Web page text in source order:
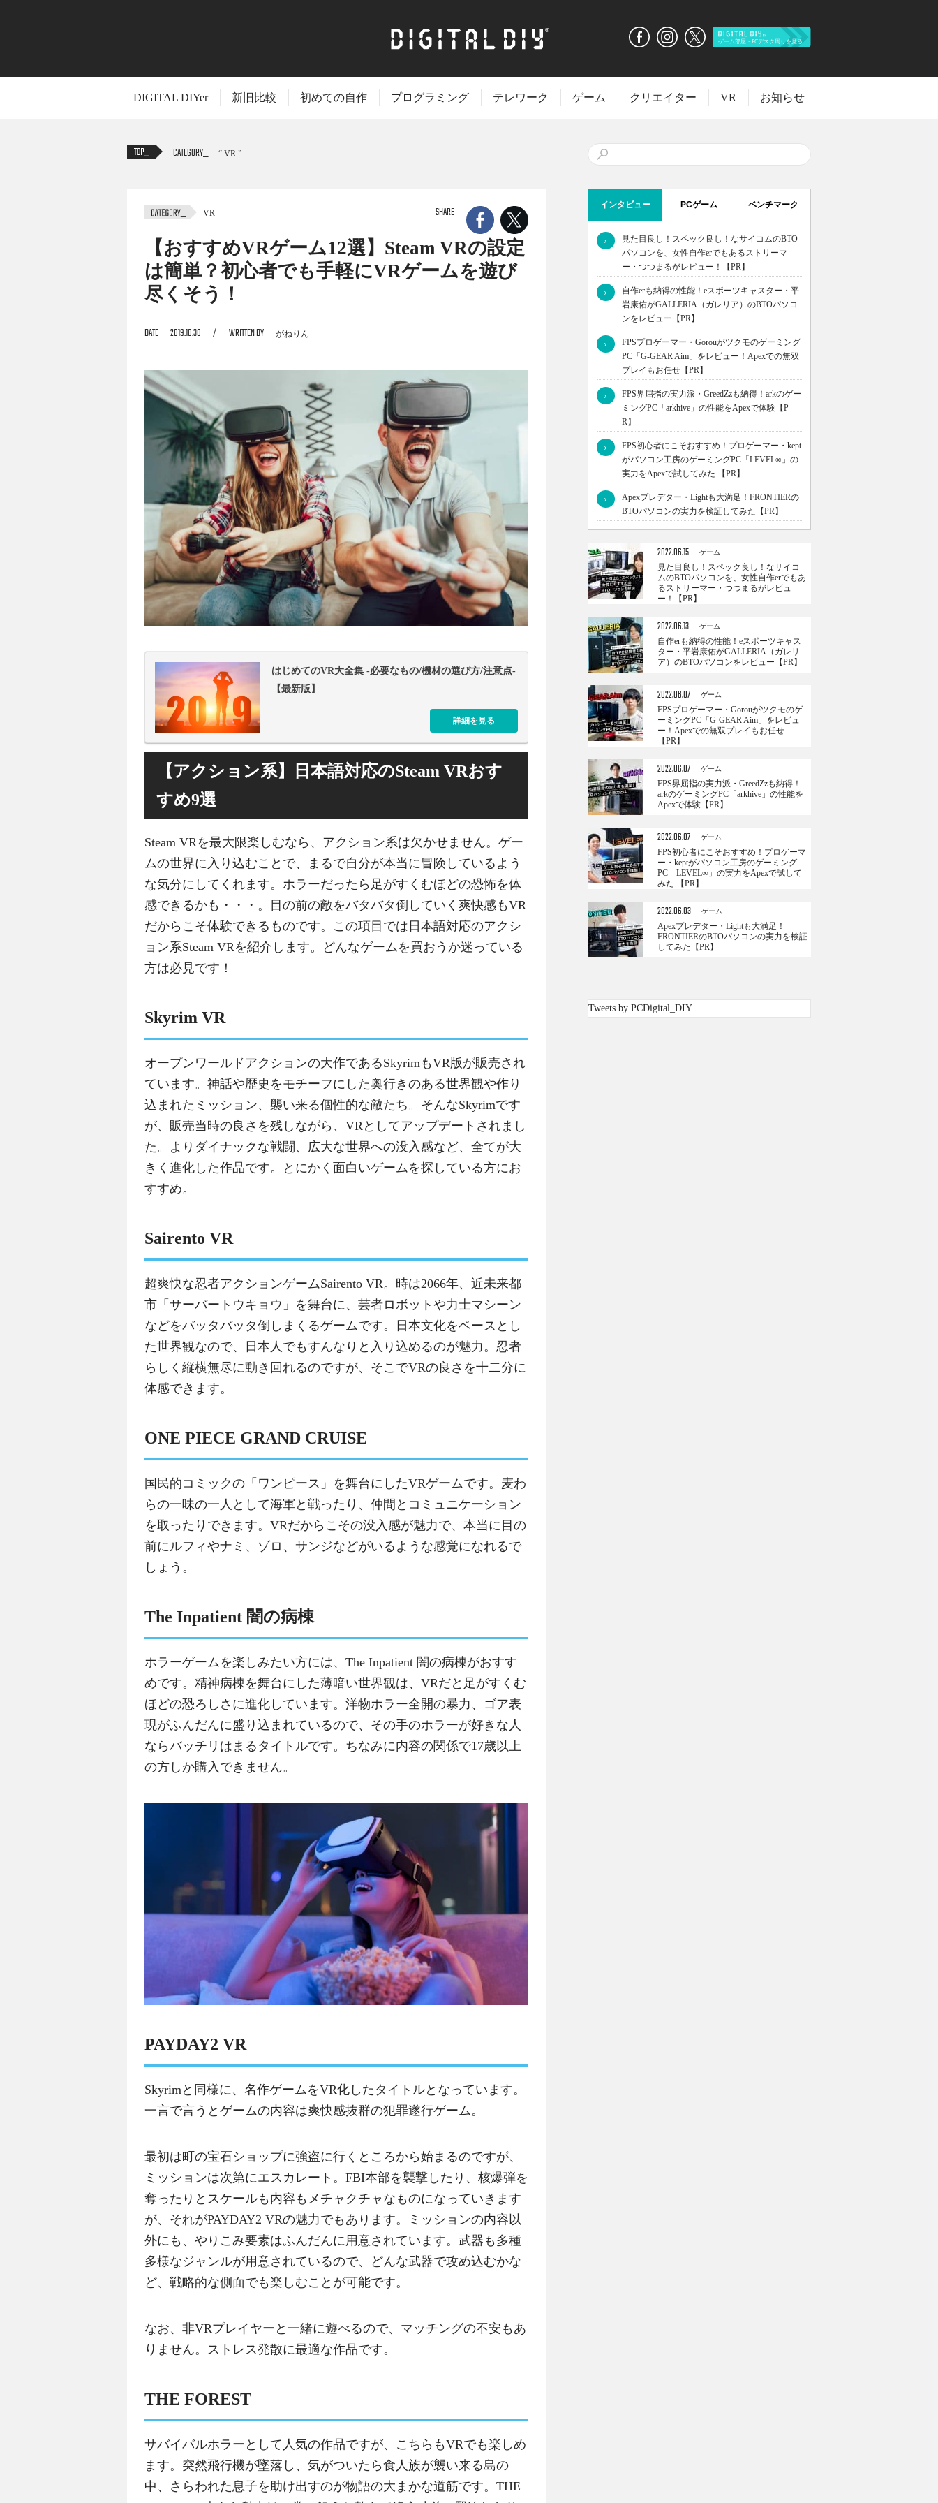
DIGITAL DIYer 新旧比較 初めての自作 プログラミング テレワーク ゲーム クリエイター VR お知らせ
CATEGORY VR
TITLE
VRで遊ぶ環境が整ったら、あともう一歩。Steam VRを心ゆくまで楽しむなら、最高のゲームが必要不可欠
すめのゲームを12作厳選しました。これから本格的に遊びたい方は、ぜひ参考にしてください。
SHARE
VR
【おすすめVRゲーム12選】Steam VRの設定
は簡単？初心者でも手軽にVRゲームを遊び
尽くそう！
DATE 2019.10.30 WRITTEN BY がねりん
はじめてのVR大全集 -必要なもの/機材の選び方/注意点-
【最新版】
詳細を見る
【アクション系】日本語対応のSteam VRおす
すめ9選
Steam VRを最大限楽しむなら、アクション系は欠かせません。ゲー
ムの世界に入り込むことで、まるで自分が本当に冒険しているよう
な気分にしてくれます。ホラーだったら足がすくむほどの恐怖を体
感できるかも・・・。目の前の敵をバタバタ倒していく爽快感もVR
だからこそ体験できるものです。この項目では日本語対応のアクシ
ョン系Steam VRを紹介します。どんなゲームを買おうか迷っている
方は必見です！
Skyrim VR
オープンワールドアクションの大作であるSkyrimもVR版が販売され
ています。神話や歴史をモチーフにした奥行きのある世界観や作り
込まれたミッション、襲い来る個性的な敵たち。そんなSkyrimです
が、販売当時の良さを残しながら、VRとしてアップデートされまし
た。よりダイナックな戦闘、広大な世界への没入感など、全てが大
きく進化した作品です。とにかく面白いゲームを探している方にお
すすめ。
Sairento VR
超爽快な忍者アクションゲームSairento VR。時は2066年、近未来都
市「サーバートウキョウ」を舞台に、芸者ロボットや力士マシーン
などをバッタバッタ倒しまくるゲームです。日本文化をベースとし
た世界観なので、日本人でもすんなりと入り込めるのが魅力。忍者
らしく縦横無尽に動き回れるのですが、そこでVRの良さを十二分に
体感できます。
ONE PIECE GRAND CRUISE
国民的コミックの「ワンピース」を舞台にしたVRゲームです。麦わ
らの一味の一人として海軍と戦ったり、仲間とコミュニケーション
を取ったりできます。VRだからこその没入感が魅力で、本当に目の
前にルフィやナミ、ゾロ、サンジなどがいるような感覚になれるで
しょう。
The Inpatient 闇の病棟
ホラーゲームを楽しみたい方には、The Inpatient 闇の病棟がおすす
めです。精神病棟を舞台にした薄暗い世界観は、VRだと足がすくむ
ほどの恐ろしさに進化しています。洋物ホラー全開の暴力、ゴア表
現がふんだんに盛り込まれているので、その手のホラーが好きな人
ならバッチリはまるタイトルです。ちなみに内容の関係で17歳以上
の方しか購入できません。
PAYDAY2 VR
Skyrimと同様に、名作ゲームをVR化したタイトルとなっています。
一言で言うとゲームの内容は爽快感抜群の犯罪遂行ゲーム。
最初は町の宝石ショップに強盗に行くところから始まるのですが、
ミッションは次第にエスカレート。FBI本部を襲撃したり、核爆弾を
奪ったりとスケールも内容もメチャクチャなものになっていきます
が、それがPAYDAY2 VRの魅力でもあります。ミッションの内容以
外にも、やりこみ要素はふんだんに用意されています。武器も多種
多様なジャンルが用意されているので、どんな武器で攻め込むかな
ど、戦略的な側面でも楽しむことが可能です。
なお、非VRプレイヤーと一緒に遊べるので、マッチングの不安もあ
りません。ストレス発散に最適な作品です。
THE FOREST
サバイバルホラーとして人気の作品ですが、こちらもVRでも楽しめ
ます。突然飛行機が墜落し、気がついたら食人族が襲い来る島の
中、さらわれた息子を助け出すのが物語の大まかな道筋です。THE
インタビュー PCゲーム ベンチマーク
›
見た目良し！スペック良し！なサイコムのBTO
パソコンを、女性自作erでもあるストリーマ
ー・つつまるがレビュー！【PR】
›
自作erも納得の性能！eスポーツキャスター・平
岩康佑がGALLERIA（ガレリア）のBTOパソコ
ンをレビュー【PR】
›
FPSプロゲーマー・Gorouがツクモのゲーミング
PC「G-GEAR Aim」をレビュー！Apexでの無双
プレイもお任せ【PR】
›
FPS界屈指の実力派・GreedZzも納得！arkのゲー
ミングPC「arkhive」の性能をApexで体験【P
R】
›
FPS初心者にこそおすすめ！プロゲーマー・kept
がパソコン工房のゲーミングPC「LEVEL∞」の
実力をApexで試してみた 【PR】
›
Apexプレデター・Lightも大満足！FRONTIERの
BTOパソコンの実力を検証してみた【PR】
2022.06.15 ゲーム
見た目良し！スペック良し！なサイコ
ムのBTOパソコンを、女性自作erでもあ
るストリーマー・つつまるがレビュ
ー！【PR】
2022.06.13 ゲーム
自作erも納得の性能！eスポーツキャス
ター・平岩康佑がGALLERIA（ガレリ
ア）のBTOパソコンをレビュー【PR】
2022.06.07 ゲーム
FPSプロゲーマー・Gorouがツクモのゲ
ーミングPC「G-GEAR Aim」をレビュ
ー！Apexでの無双プレイもお任せ
【PR】
2022.06.07 ゲーム
FPS界屈指の実力派・GreedZzも納得！
arkのゲーミングPC「arkhive」の性能を
Apexで体験【PR】
2022.06.07 ゲーム
FPS初心者にこそおすすめ！プロゲーマ
ー・keptがパソコン工房のゲーミング
PC「LEVEL∞」の実力をApexで試して
みた 【PR】
2022.06.03 ゲーム
Apexプレデター・Lightも大満足！
FRONTIERのBTOパソコンの実力を検証
してみた【PR】
Tweets by PCDigital_DIY